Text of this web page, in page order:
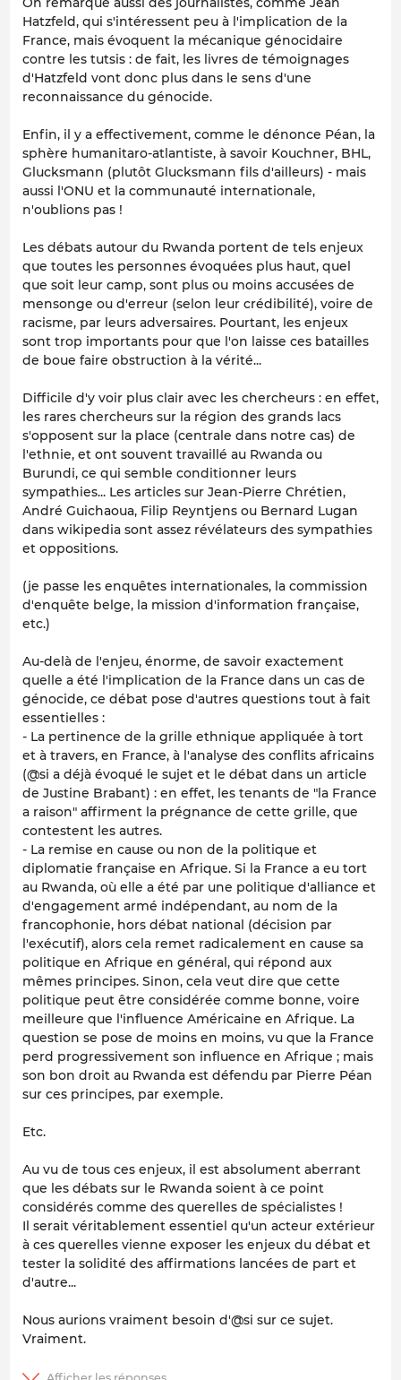
Hatzfeld, qui s'intéressent peu à l'implication de la
France, mais évoquent la mécanique génocidaire
contre les tutsis : de fait, les livres de témoignages
d'Hatzfeld vont donc plus dans le sens d'une
reconnaissance du génocide.
Enfin, il y a effectivement, comme le dénonce Péan, la
sphère humanitaro-atlantiste, à savoir Kouchner, BHL,
Glucksmann (plutôt Glucksmann fils d'ailleurs) - mais
aussi l'ONU et la communauté internationale,
n'oublions pas !
Les débats autour du Rwanda portent de tels enjeux
que toutes les personnes évoquées plus haut, quel
que soit leur camp, sont plus ou moins accusées de
mensonge ou d'erreur (selon leur crédibilité), voire de
racisme, par leurs adversaires. Pourtant, les enjeux
sont trop importants pour que l'on laisse ces batailles
de boue faire obstruction à la vérité...
Difficile d'y voir plus clair avec les chercheurs : en effet,
les rares chercheurs sur la région des grands lacs
s'opposent sur la place (centrale dans notre cas) de
l'ethnie, et ont souvent travaillé au Rwanda ou
Burundi, ce qui semble conditionner leurs
sympathies... Les articles sur Jean-Pierre Chrétien,
André Guichaoua, Filip Reyntjens ou Bernard Lugan
dans wikipedia sont assez révélateurs des sympathies
et oppositions.
(je passe les enquêtes internationales, la commission
d'enquête belge, la mission d'information française,
etc.)
Au-delà de l'enjeu, énorme, de savoir exactement
quelle a été l'implication de la France dans un cas de
génocide, ce débat pose d'autres questions tout à fait
essentielles :
- La pertinence de la grille ethnique appliquée à tort
et à travers, en France, à l'analyse des conflits africains
(@si a déjà évoqué le sujet et le débat dans un article
de Justine Brabant) : en effet, les tenants de "la France
a raison" affirment la prégnance de cette grille, que
contestent les autres.
- La remise en cause ou non de la politique et
diplomatie française en Afrique. Si la France a eu tort
au Rwanda, où elle a été par une politique d'alliance et
d'engagement armé indépendant, au nom de la
francophonie, hors débat national (décision par
l'exécutif), alors cela remet radicalement en cause sa
politique en Afrique en général, qui répond aux
mêmes principes. Sinon, cela veut dire que cette
politique peut être considérée comme bonne, voire
meilleure que l'influence Américaine en Afrique. La
question se pose de moins en moins, vu que la France
perd progressivement son influence en Afrique ; mais
son bon droit au Rwanda est défendu par Pierre Péan
sur ces principes, par exemple.
Etc.
Au vu de tous ces enjeux, il est absolument aberrant
que les débats sur le Rwanda soient à ce point
considérés comme des querelles de spécialistes !
Il serait véritablement essentiel qu'un acteur extérieur
à ces querelles vienne exposer les enjeux du débat et
tester la solidité des affirmations lancées de part et
d'autre...
Nous aurions vraiment besoin d'@si sur ce sujet.
Vraiment.